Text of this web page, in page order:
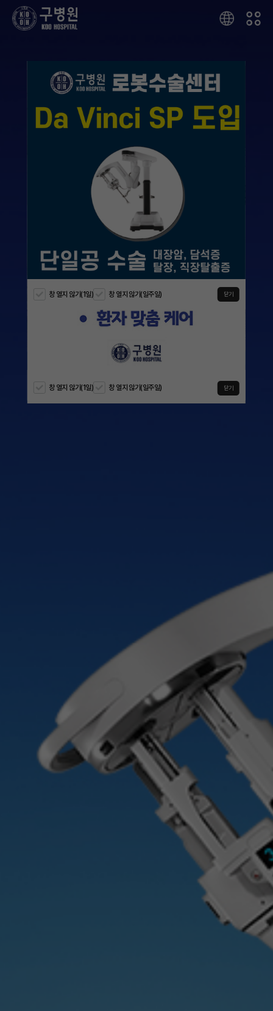
창 열지 않기(일주일)
창 열지 않기(1일) 창 열지 않기(일주일)
창 열지 않기(1일) 창 열지 않기(일주일)
창 열지 않기(1일) 창 열지 않기(일주일)